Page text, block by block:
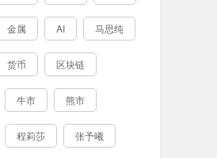
金属 AI 马思纯
货币 区块链
牛市 熊市
程莉莎 张予曦